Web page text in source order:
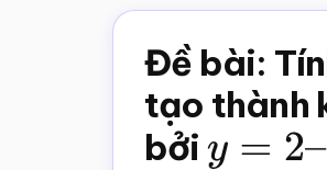
Học
toán
toán,
Sách
khoa
Toán,
Đề bài:
tạo thành
bởi y=2 –x